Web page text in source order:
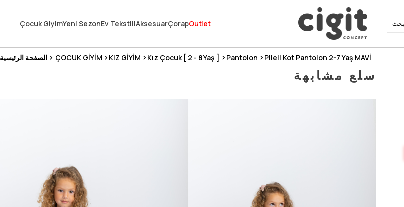
300₺ ve Üzeri Alışverişlerde Kargo Ücretsiz !
Koşulsuz Şartsız İade İmkanı
Çocuk GiyimYeni SezonEv TekstiliAksesuarÇorapOutlet
الصفحة الرئيسية ÇOCUK GİYİM KIZ GİYİM Kız Çocuk [ 2 - 8 Yaş ] Pantolon Pileli Kot Pantolon 2-7 Yaş MAVİ
سلع مشابهة